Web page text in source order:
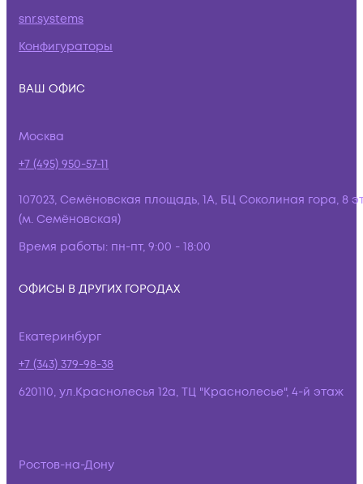
snr.systems
Конфигураторы
ВАШ ОФИС
Москва
+7 (495) 950-57-11
107023, Семёновская площадь, 1А, БЦ Соколиная гора, 8
(м. Семёновская)
Время работы: пн-пт, 9:00 - 18:00
ОФИСЫ В ДРУГИХ ГОРОДАХ
Екатеринбург
+7 (343) 379-98-38
620110, ул.Краснолесья 12а, ТЦ "Краснолесье", 4-й этаж
Ростов-на-Дону